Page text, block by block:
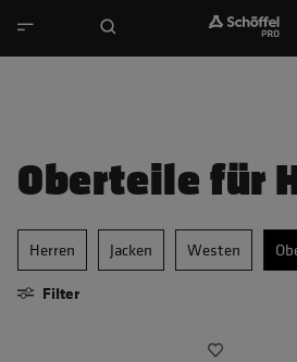
Oberteile für
Herren Jacken Westen
Filter